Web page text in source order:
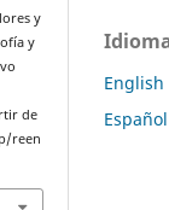
y
y
de
reen
English